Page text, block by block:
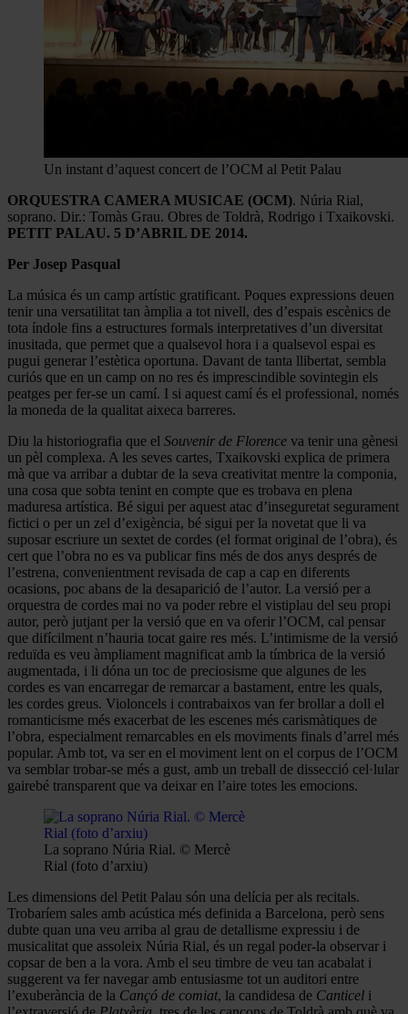
Un instant d’aquest concert de l’OCM al Petit Palau
ORQUESTRA CAMERA MUSICAE (OCM). Núria Rial,
soprano. Dir.: Tomàs Grau. Obres de Toldrà, Rodrigo i Txaikovski.
PETIT PALAU. 5 D’ABRIL DE 2014.
Per Josep Pasqual
La música és un camp artístic gratificant. Poques expressions deuen
tenir una versatilitat tan àmplia a tot nivell, des d’espais escènics de
tota índole fins a estructures formals interpretatives d’un diversitat
inusitada, que permet que a qualsevol hora i a qualsevol espai es
pugui generar l’estètica oportuna. Davant de tanta llibertat, sembla
curiós que en un camp on no res és imprescindible sovintegin els
peatges per fer-se un camí. I si aquest camí és el professional, només
la moneda de la qualitat aixeca barreres.
Diu la historiografia que el Souvenir de Florence va tenir una gènesi
un pèl complexa. A les seves cartes, Txaikovski explica de primera
mà que va arribar a dubtar de la seva creativitat mentre la componia,
una cosa que sobta tenint en compte que es trobava en plena
maduresa artística. Bé sigui per aquest atac d’inseguretat segurament
fictici o per un zel d’exigència, bé sigui per la novetat que li va
suposar escriure un sextet de cordes (el format original de l’obra), és
cert que l’obra no es va publicar fins més de dos anys després de
l’estrena, convenientment revisada de cap a cap en diferents
ocasions, poc abans de la desaparició de l’autor. La versió per a
orquestra de cordes mai no va poder rebre el vistiplau del seu propi
autor, però jutjant per la versió que en va oferir l’OCM, cal pensar
que difícilment n’hauria tocat gaire res més. L’intimisme de la versió
reduïda es veu àmpliament magnificat amb la tímbrica de la versió
augmentada, i li dóna un toc de preciosisme que algunes de les
cordes es van encarregar de remarcar a bastament, entre les quals,
les cordes greus. Violoncels i contrabaixos van fer brollar a doll el
romanticisme més exacerbat de les escenes més carismàtiques de
l’obra, especialment remarcables en els moviments finals d’arrel més
popular. Amb tot, va ser en el moviment lent on el corpus de l’OCM
va semblar trobar-se més a gust, amb un treball de dissecció cel·lular
gairebé transparent que va deixar en l’aire totes les emocions.
La soprano Núria Rial. © Mercè
Rial (foto d’arxiu)
Les dimensions del Petit Palau són una delícia per als recitals.
Trobaríem sales amb acústica més definida a Barcelona, però sens
dubte quan una veu arriba al grau de detallisme expressiu i de
musicalitat que assoleix Núria Rial, és un regal poder-la observar i
copsar de ben a la vora. Amb el seu timbre de veu tan acabalat i
suggerent va fer navegar amb entusiasme tot un auditori entre
l’exuberància de la Cançó de comiat, la candidesa de Canticel i